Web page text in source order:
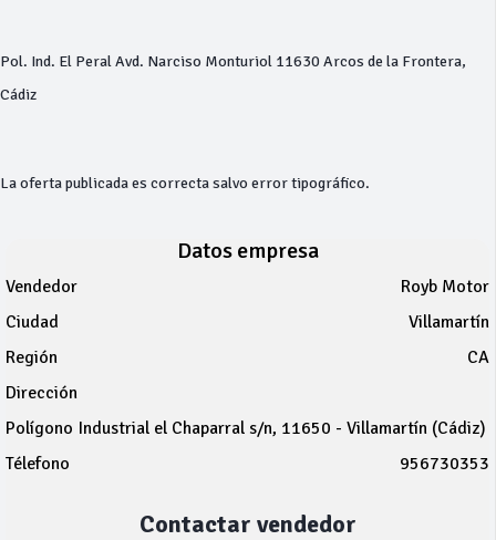
Pol. Ind. El Peral Avd. Narciso Monturiol 11630 Arcos de la Frontera,
Cádiz
La oferta publicada es correcta salvo error tipográfico.
Datos empresa
Vendedor
Royb Motor
Ciudad
Villamartín
Región
CA
Dirección
Polígono Industrial el Chaparral s/n, 11650 - Villamartín (Cádiz)
Télefono
956730353
Contactar vendedor